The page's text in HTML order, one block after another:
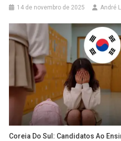
14 de novembro de 2025 André
Coreia Do Sul: Candidatos Ao